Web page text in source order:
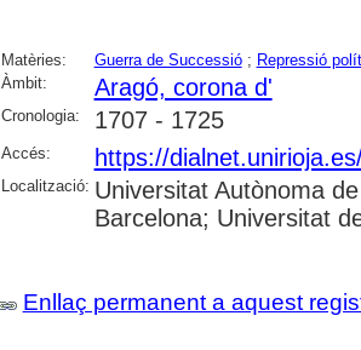
Matèries: Guerra de Successió; Repressió
Àmbit:
Aragó, corona d'
Cronologia: 1707 - 1725
Accés: https://
Localització: Universitat Autònoma
Barcelona; Universitat
Enllaç permanent a aquest